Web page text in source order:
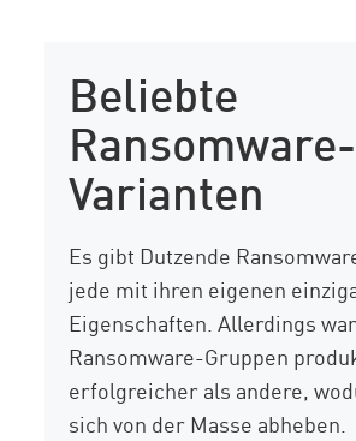
Beliebte
Ransomware-
Varianten
Es gibt Dutzende
jede mit ihren eigenen
Eigenschaften. Allerdings
Ransomware-Gruppen
erfolgreicher als andere,
sich von der Masse abheben.